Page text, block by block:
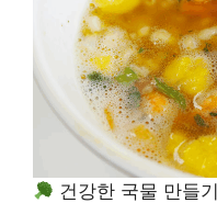
건강한 국물 만들